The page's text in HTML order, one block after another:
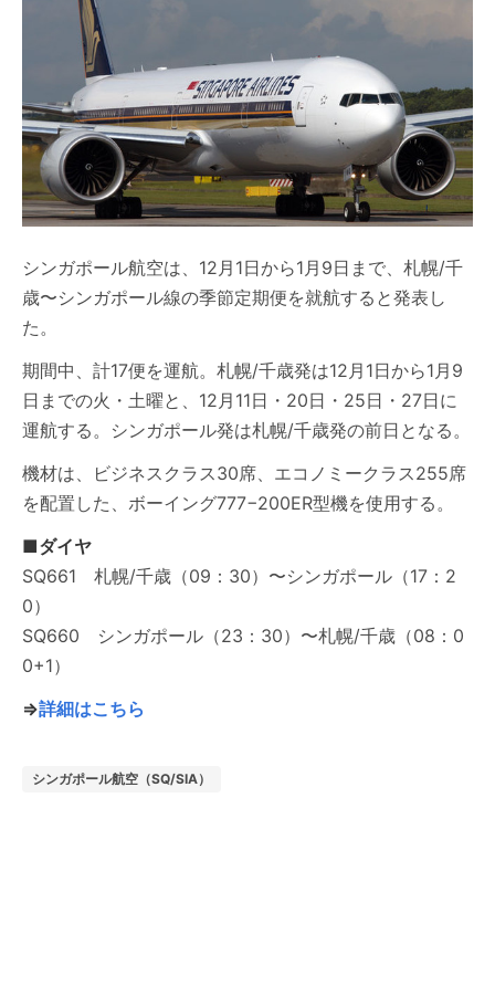
シンガポール航空は、12月1日から1月9日まで、札幌/千
歳〜シンガポール線の季節定期便を就航すると発表し
た。
期間中、計17便を運航。札幌/千歳発は12月1日から1月9
日までの火・土曜と、12月11日・20日・25日・27日に
運航する。シンガポール発は札幌/千歳発の前日となる。
機材は、ビジネスクラス30席、エコノミークラス255席
を配置した、ボーイング777−200ER型機を使用する。
■ダイヤ
SQ661 札幌/千歳（09：30）〜シンガポール（17：2
0）
SQ660 シンガポール（23：30）〜札幌/千歳（08：0
0+1）
⇒詳細はこちら
シンガポール航空（SQ/SIA）